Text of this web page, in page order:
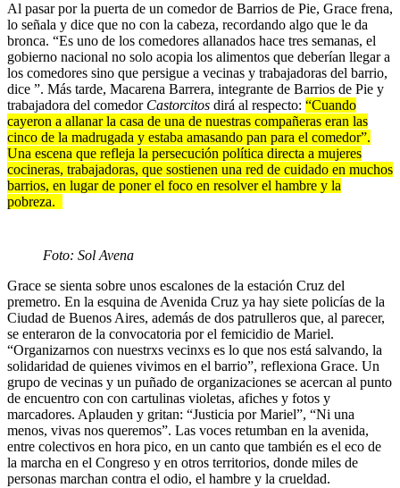
Al pasar por la puerta de un comedor de Barrios de Pie, Grace frena,
lo señala y dice que no con la cabeza, recordando algo que le da
bronca. “Es uno de los comedores allanados hace tres semanas, el
gobierno nacional no solo acopia los alimentos que deberían llegar a
los comedores sino que persigue a vecinas y trabajadoras del barrio,
dice ”. Más tarde, Macarena Barrera, integrante de Barrios de Pie y
trabajadora del comedor Castorcitos dirá al respecto: “Cuando
cayeron a allanar la casa de una de nuestras compañeras eran las
cinco de la madrugada y estaba amasando pan para el comedor”.
Una escena que refleja la persecución política directa a mujeres
cocineras, trabajadoras, que sostienen una red de cuidado en muchos
barrios, en lugar de poner el foco en resolver el hambre y la
pobreza.
Foto: Sol Avena
Grace se sienta sobre unos escalones de la estación Cruz del
premetro. En la esquina de Avenida Cruz ya hay siete policías de la
Ciudad de Buenos Aires, además de dos patrulleros que, al parecer,
se enteraron de la convocatoria por el femicidio de Mariel.
“Organizarnos con nuestrxs vecinxs es lo que nos está salvando, la
solidaridad de quienes vivimos en el barrio”, reflexiona Grace. Un
grupo de vecinas y un puñado de organizaciones se acercan al punto
de encuentro con con cartulinas violetas, afiches y fotos y
marcadores. Aplauden y gritan: “Justicia por Mariel”, “Ni una
menos, vivas nos queremos”. Las voces retumban en la avenida,
entre colectivos en hora pico, en un canto que también es el eco de
la marcha en el Congreso y en otros territorios, donde miles de
personas marchan contra el odio, el hambre y la crueldad.